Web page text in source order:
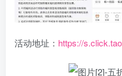
活动地址： https://